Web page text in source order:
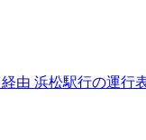
由 浜松駅行の運行